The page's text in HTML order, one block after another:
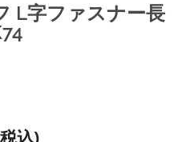
L字ファスナー長
込)